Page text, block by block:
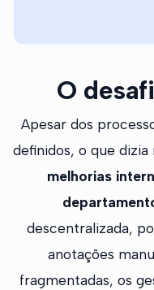
O
Apesar dos
definidos, o que
melhorias
descentralizada,
anotações
fragmentadas, os